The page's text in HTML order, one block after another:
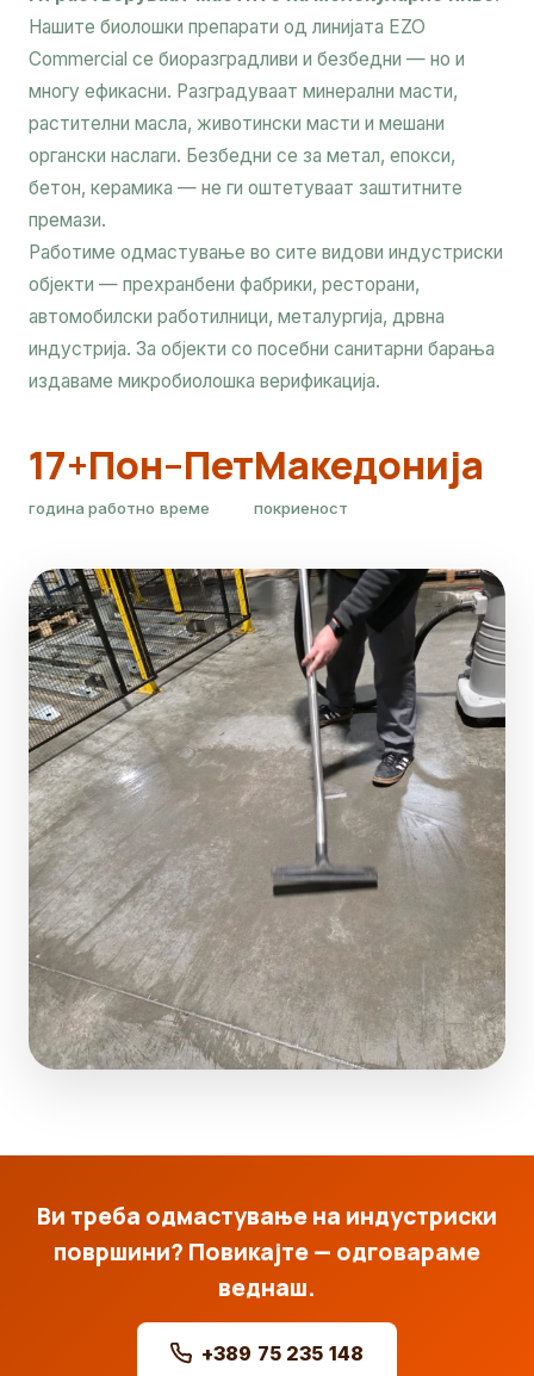
Нашите биолошки препарати од линијата EZO
Commercial се биоразградливи и безбедни — но и
многу ефикасни. Разградуваат минерални масти,
растителни масла, животински масти и мешани
органски наслаги. Безбедни се за метал, епокси,
бетон, керамика — не ги оштетуваат заштитните
премази.
Работиме одмастување во сите видови индустриски
објекти — прехранбени фабрики, ресторани,
автомобилски работилници, металургија, дрвна
индустрија. За објекти со посебни санитарни барања
издаваме микробиолошка верификација.
17+
година
Пон–Пет
работно време
Македонија
покриеност
Ви треба одмастување на индустриски
површини? Повикајте — одговараме
веднаш.
+389 75 235 148